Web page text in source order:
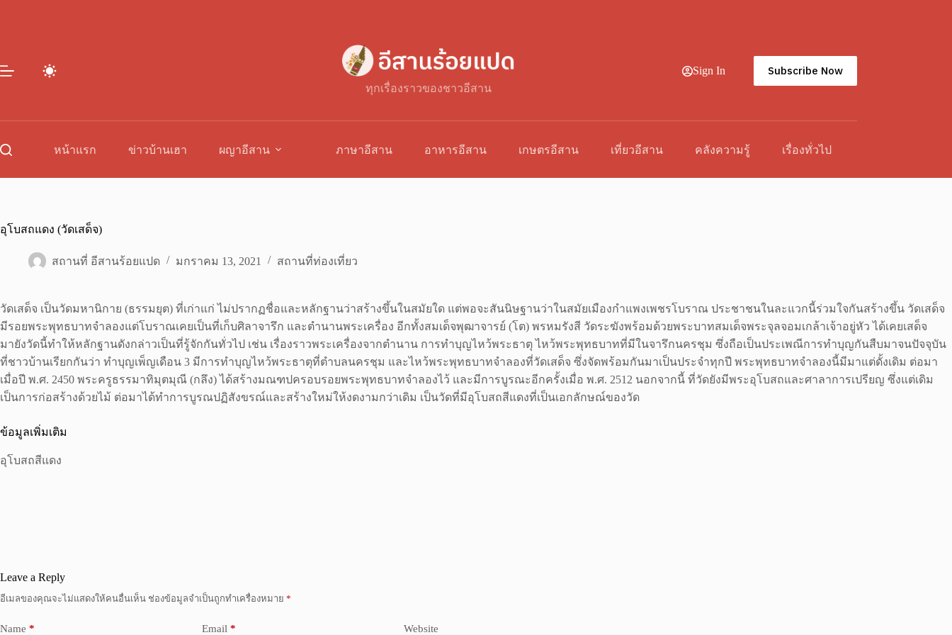
ทุกเรื่องราวของชาวอีสาน
Sign In Subscribe Now
หน้าแรก ข่าวบ้านเฮา ผญาอีสาน ภาษาอีสาน อาหารอีสาน เกษตรอีสาน เที่ยวอีสาน คลังความรู้ เรื่องทั่วไป
อุโบสถแดง (วัดเสด็จ)
สถานที่ อีสานร้อยแปด มกราคม 13, 2021 สถานที่ท่องเที่ยว
วัดเสด็จ เป็นวัดมหานิกาย (ธรรมยุต) ที่เก่าแก่ ไม่ปรากฏชื่อและหลักฐานว่าสร้างขึ้นในสมัยใด แต่พอจะสันนิษฐานว่าในสมัยเมืองกำแพงเพชรโบราณ ประชาชนในละแวกนี้ร่วมใจกันสร้างขึ้น วัดเสด็จ
มีรอยพระพุทธบาทจำลองแต่โบราณเคยเป็นที่เก็บศิลาจารึก และตำนานพระเครื่อง อีกทั้งสมเด็จพุฒาจารย์ (โต) พรหมรังสี วัดระฆังพร้อมด้วยพระบาทสมเด็จพระจุลจอมเกล้าเจ้าอยู่หัว ได้เคยเสด็จ
มายังวัดนี้ทำให้หลักฐานดังกล่าวเป็นที่รู้จักกันทั่วไป เช่น เรื่องราวพระเครื่องจากตำนาน การทำบุญไหว้พระธาตุ ไหว้พระพุทธบาทที่มีในจารึกนครชุม ซึ่งถือเป็นประเพณีการทำบุญกันสืบมาจนปัจจุบัน
ที่ชาวบ้านเรียกกันว่า ทำบุญเพ็ญเดือน 3 มีการทำบุญไหว้พระธาตุที่ตำบลนครชุม และไหว้พระพุทธบาทจำลองที่วัดเสด็จ ซึ่งจัดพร้อมกันมาเป็นประจำทุกปี พระพุทธบาทจำลองนี้มีมาแต่ดั้งเดิม ต่อมา
เมื่อปี พ.ศ. 2450 พระครูธรรมาทิมุตมุณี (กลึง) ได้สร้างมณฑปครอบรอยพระพุทธบาทจำลองไว้ และมีการบูรณะอีกครั้งเมื่อ พ.ศ. 2512 นอกจากนี้ ที่วัดยังมีพระอุโบสถและศาลาการเปรียญ ซึ่งแต่เดิม
เป็นการก่อสร้างด้วยไม้ ต่อมาได้ทำการบูรณปฏิสังขรณ์และสร้างใหม่ให้งดงามกว่าเดิม เป็นวัดที่มีอุโบสถสีแดงที่เป็นเอกลักษณ์ของวัด
ข้อมูลเพิ่มเติม
อุโบสถสีแดง
Leave a Reply
อีเมลของคุณจะไม่แสดงให้คนอื่นเห็น ช่องข้อมูลจำเป็นถูกทำเครื่องหมาย *
Name * Email * Website